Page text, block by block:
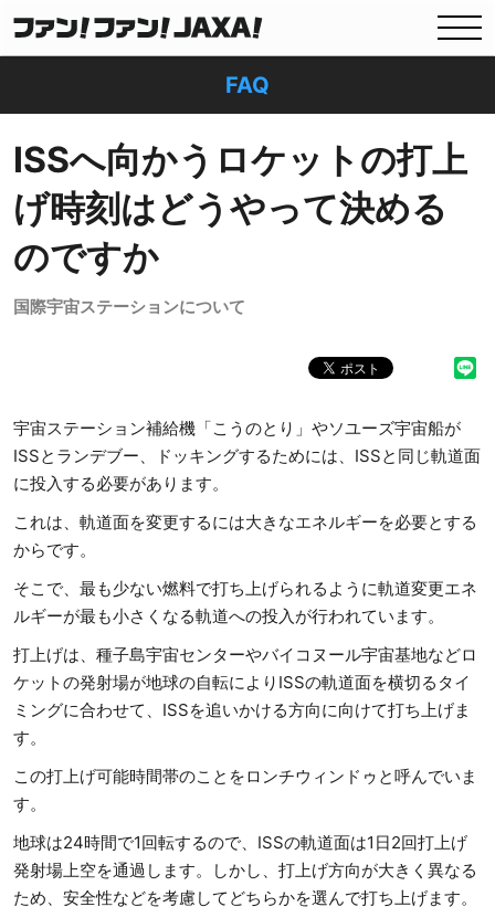
FAQ
ISSへ向かうロケットの打上
げ時刻はどうやって決める
のですか
国際宇宙ステーションについて
宇宙ステーション補給機「こうのとり」やソユーズ宇宙船が
ISSとランデブー、ドッキングするためには、ISSと同じ軌道面
に投入する必要があります。
これは、軌道面を変更するには大きなエネルギーを必要とする
からです。
そこで、最も少ない燃料で打ち上げられるように軌道変更エネ
ルギーが最も小さくなる軌道への投入が行われています。
打上げは、種子島宇宙センターやバイコヌール宇宙基地などロ
ケットの発射場が地球の自転によりISSの軌道面を横切るタイ
ミングに合わせて、ISSを追いかける方向に向けて打ち上げま
す。
この打上げ可能時間帯のことをロンチウィンドゥと呼んでいま
す。
地球は24時間で1回転するので、ISSの軌道面は1日2回打上げ
発射場上空を通過します。しかし、打上げ方向が大きく異なる
ため、安全性などを考慮してどちらかを選んで打ち上げます。